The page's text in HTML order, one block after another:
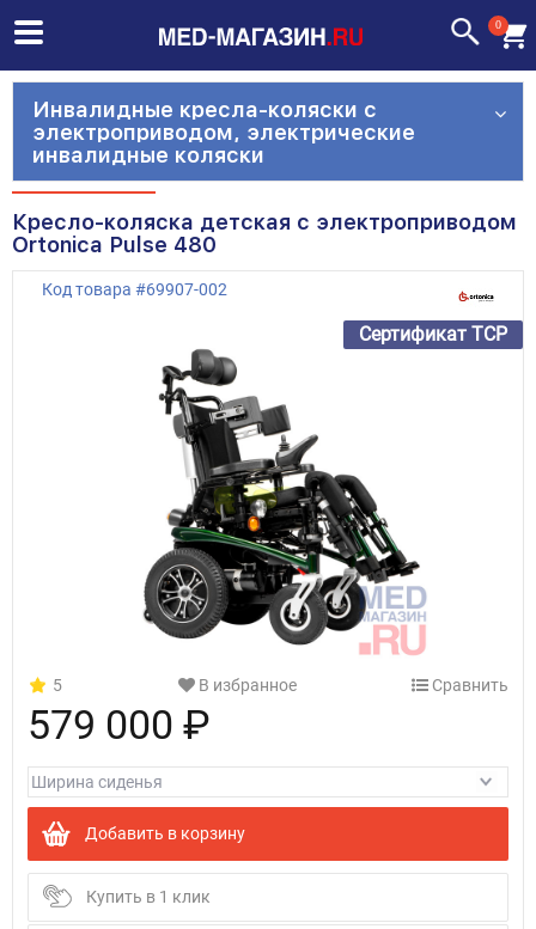
0
Инвалидные кресла-коляски с
электроприводом, электрические
инвалидные коляски
Кресло-коляска детская с электроприводом
Ortonica Pulse 480
Код товара #69907-002
Сертификат ТСР
5 В избранное Сравнить
579 000 ₽
Добавить в корзину
Купить в 1 клик